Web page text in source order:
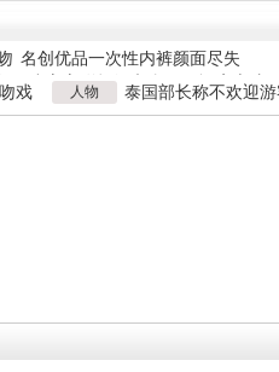
1岁宝宝碰坏纸巾盒三亚酒店索赔
924元
情侣平潭翻墙拍日出坠崖
名创优品一次性内裤颜面尽失
戏
戏
人物
泰国部长称不欢迎
泰国部长争议发言